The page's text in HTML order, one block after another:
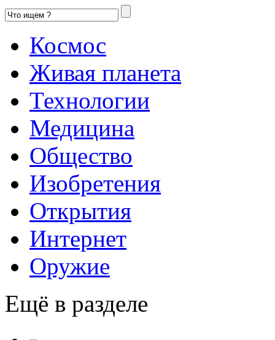
Космос
Живая планета
Технологии
Медицина
Общество
Изобретения
Открытия
Интернет
Оружие
Ещё в разделе